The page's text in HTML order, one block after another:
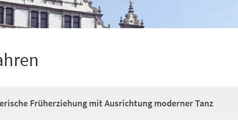
Früherziehung mit Ausrichtung moderner Tanz